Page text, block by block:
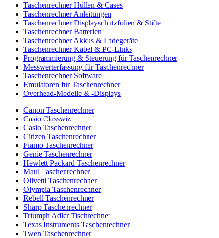
Taschenrechner Hüllen & Cases
Taschenrechner Anleitungen
Taschenrechner Displayschutzfolien & Stifte
Taschenrechner Batterien
Taschenrechner Akkus & Ladegeräte
Taschenrechner Kabel & PC-Links
Programmierung & Steuerung für Taschenrechner
Messwerterfassung für Taschenrechner
Taschenrechner Software
Emulatoren für Taschenrechner
Overhead-Modelle & -Displays
Canon Taschenrechner
Casio Classwiz
Casio Taschenrechner
Citizen Taschenrechner
Fiamo Taschenrechner
Genie Taschenrechner
Hewlett Packard Taschenrechner
Maul Taschenrechner
Olivetti Taschenrechner
Olympia Taschenrechner
Rebell Taschenrechner
Sharp Taschenrechner
Triumph Adler Tischrechner
Texas Instruments Taschenrechner
Twen Taschenrechner